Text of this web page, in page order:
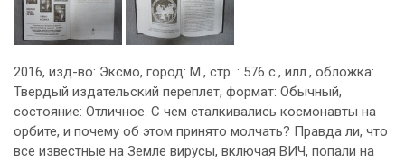
2016, изд-во: Эксмо, город: М., стр. : 576 с., илл., обложка:
Твердый издательский переплет, формат: Обычный,
состояние: Отличное. С чем сталкивались космонавты на
орбите, и почему об этом принято молчать? Правда ли, что
все известные на Земле вирусы, включая ВИЧ, попали на